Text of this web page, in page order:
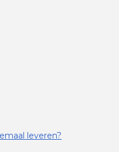
leveren?